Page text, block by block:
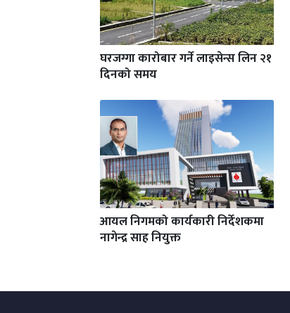
घरजग्गा कारोबार गर्ने लाइसेन्स लिन २१
दिनको समय
आयल निगमको कार्यकारी निर्देशकमा
नागेन्द्र साह नियुक्त